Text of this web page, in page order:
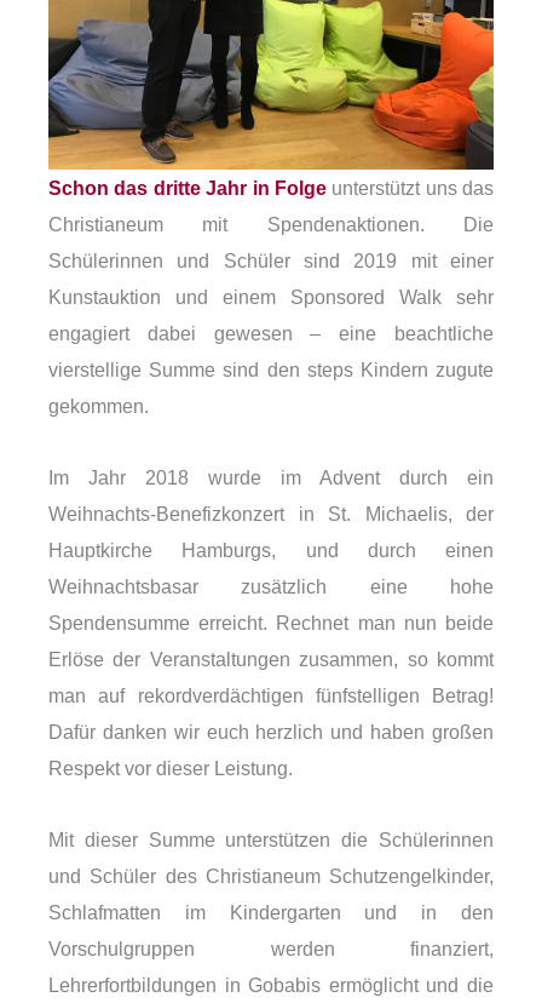
Schon das dritte Jahr in Folgeunterstützt uns das
Christianeum mit Spendenaktionen. Die
Schülerinnen und Schüler sind 2019 mit einer
Kunstauktion und einem Sponsored Walk sehr
engagiert dabei gewesen – eine beachtliche
vierstellige Summe sind den steps Kindern zugute
gekommen.
Im Jahr 2018 wurde im Advent durch ein
Weihnachts-Benefizkonzert in St. Michaelis, der
Hauptkirche Hamburgs, und durch einen
Weihnachtsbasar zusätzlich eine hohe
Spendensumme erreicht. Rechnet man nun beide
Erlöse der Veranstaltungen zusammen, so kommt
man auf rekordverdächtigen fünfstelligen Betrag!
Dafür danken wir euch herzlich und haben großen
Respekt vor dieser Leistung.
Mit dieser Summe unterstützen die Schülerinnen
und Schüler des Christianeum Schutzengelkinder,
Schlafmatten im Kindergarten und in den
Vorschulgruppen werden finanziert,
Lehrerfortbildungen in Gobabis ermöglicht und die